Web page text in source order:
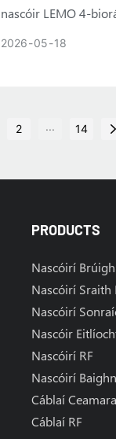
nascóir LEMO 4-
nascóir ceart a
2026 05 18
2 ... 14
PRODUCTS
Nascóirí
Nascóirí Sraith
Nascóirí
Nascóir
Nascóirí RF
Nascóirí
Cáblaí Ceamara
Cáblaí RF